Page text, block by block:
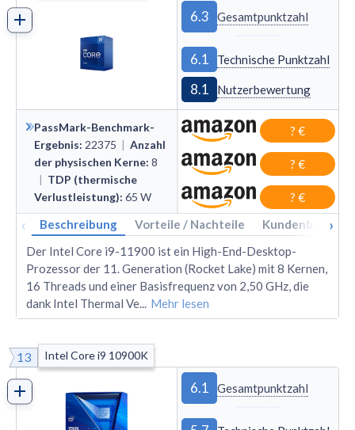
6.3 Gesamtpunktzahl
6.1 Technische Punktzahl
8.1 Nutzerbewertung
PassMark-Benchmark-
Ergebnis: 22375 | Anzahl
der physischen Kerne: 8
| TDP (thermische
Verlustleistung): 65 W
? €
? €
? €
‹ Beschreibung Vorteile / Nachteile ›
Der Intel Core i9-11900 ist ein High-End-Desktop-
Prozessor der 11. Generation (Rocket Lake) mit 8 Kernen,
16 Threads und einer Basisfrequenz von 2,50 GHz, die
dank Intel Thermal Ve... Mehr lesen
13 Intel Core i9 10900K
6.1 Gesamtpunktzahl